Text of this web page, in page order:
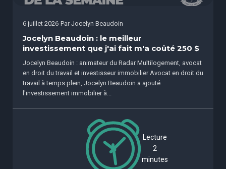
6 juillet 2026 Par Jocelyn Beaudoin
Jocelyn Beaudoin : le meilleur
investissement que j'ai fait m'a coûté 250 $
Jocelyn Beaudoin : animateur du Radar Multilogement, avocat
en droit du travail et investisseur immobilier Avocat en droit du
travail à temps plein, Jocelyn Beaudoin a ajouté
l'investissement immobilier à...
Lecture
2
minutes